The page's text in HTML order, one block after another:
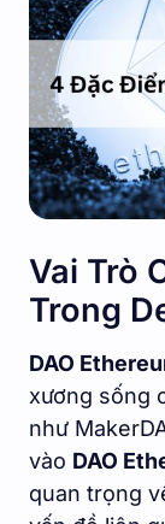
Vai Trò
Trong
DAO
xương sống
như
vào DAO
quan trọng